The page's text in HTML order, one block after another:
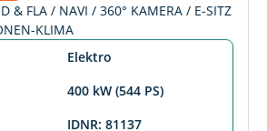
& FLA / NAVI / 360° KAMERA / E-SITZ
KLIMA
Elektro
400 kW (544 PS)
IDNR: 81137